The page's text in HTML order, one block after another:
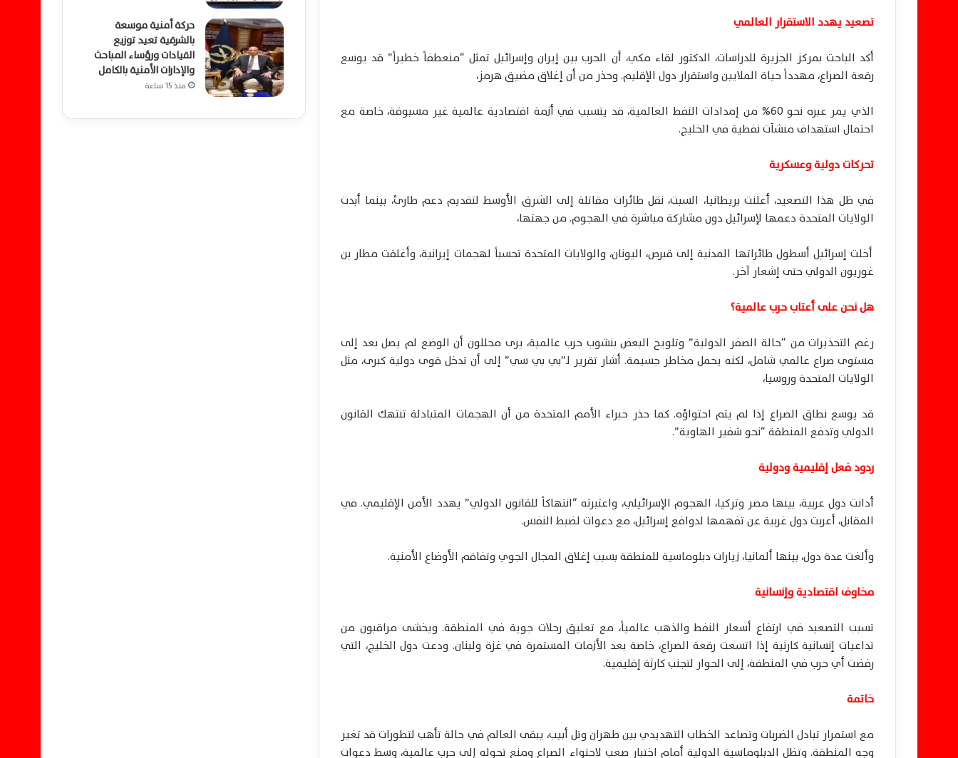
تصعيد يهدد الاستقرار العالمي
أكد الباحث بمركز الجزيرة للدراسات، الدكتور لقاء مكي، أن الحرب بين إيران وإسرائيل تمثل “منعطفاً خطيراً” قد يوسع
رقعة الصراع، مهدداً حياة الملايين واستقرار دول الإقليم. وحذر من أن إغلاق مضيق هرمز،
الذي يمر عبره نحو 60% من إمدادات النفط العالمية، قد يتسبب في أزمة اقتصادية عالمية غير مسبوقة، خاصة مع
احتمال استهداف منشآت نفطية في الخليج.
تحركات دولية وعسكرية
في ظل هذا التصعيد، أعلنت بريطانيا، السبت، نقل طائرات مقاتلة إلى الشرق الأوسط لتقديم دعم طارئ، بينما أبدت
الولايات المتحدة دعمها لإسرائيل دون مشاركة مباشرة في الهجوم. من جهتها،
أخلت إسرائيل أسطول طائراتها المدنية إلى قبرص، اليونان، والولايات المتحدة تحسباً لهجمات إيرانية، وأغلقت مطار بن
غوريون الدولي حتى إشعار آخر.
هل نحن على أعتاب حرب عالمية؟
رغم التحذيرات من “حالة الصفر الدولية” وتلويح البعض بنشوب حرب عالمية، يرى محللون أن الوضع لم يصل بعد إلى
مستوى صراع عالمي شامل، لكنه يحمل مخاطر جسيمة. أشار تقرير لـ”بي بي سي” إلى أن تدخل قوى دولية كبرى، مثل
الولايات المتحدة وروسيا،
قد يوسع نطاق الصراع إذا لم يتم احتواؤه. كما حذر خبراء الأمم المتحدة من أن الهجمات المتبادلة تنتهك القانون
الدولي وتدفع المنطقة “نحو شفير الهاوية”.
ردود فعل إقليمية ودولية
أدانت دول عربية، بينها مصر وتركيا، الهجوم الإسرائيلي، واعتبرته “انتهاكاً للقانون الدولي” يهدد الأمن الإقليمي. في
المقابل، أعربت دول غربية عن تفهمها لدوافع إسرائيل، مع دعوات لضبط النفس.
وألغت عدة دول، بينها ألمانيا، زيارات دبلوماسية للمنطقة بسبب إغلاق المجال الجوي وتفاقم الأوضاع الأمنية.
مخاوف اقتصادية وإنسانية
تسبب التصعيد في ارتفاع أسعار النفط والذهب عالمياً، مع تعليق رحلات جوية في المنطقة. ويخشى مراقبون من
تداعيات إنسانية كارثية إذا اتسعت رقعة الصراع، خاصة بعد الأزمات المستمرة في غزة ولبنان. ودعت دول الخليج، التي
رفضت أي حرب في المنطقة، إلى الحوار لتجنب كارثة إقليمية.
خاتمة
مع استمرار تبادل الضربات وتصاعد الخطاب التهديدي بين طهران وتل أبيب، يبقى العالم في حالة تأهب لتطورات قد تغير
وجه المنطقة. وتظل الدبلوماسية الدولية أمام اختبار صعب لاحتواء الصراع ومنع تحوله إلى حرب عالمية، وسط دعوات
حركة أمنية موسعة
بالشرقية تعيد توزيع
القيادات ورؤساء المباحث
والإدارات الأمنية بالكامل
منذ 15 ساعة